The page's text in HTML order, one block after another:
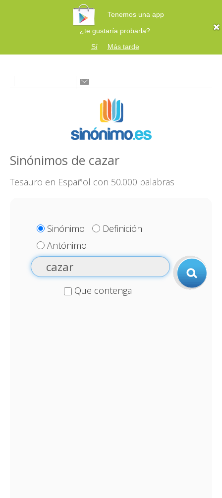
Tenemos una app
¿te gustaría probarla?
Sí
Más tarde
Sinónimos de cazar
Tesauro en Español con 50.000 palabras
Sinónimo
Definición
Antónimo
Que contenga